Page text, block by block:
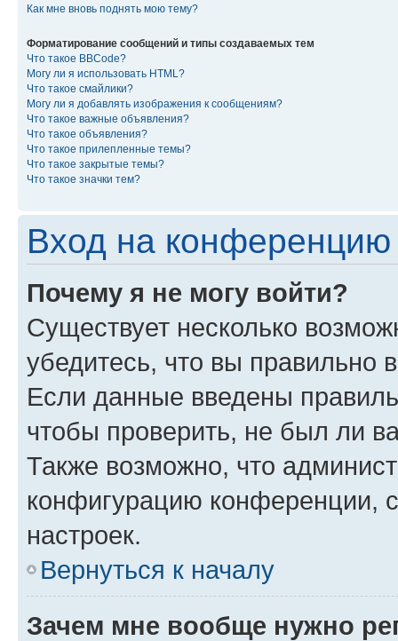
Как мне вновь поднять мою тему?
Форматирование сообщений и типы создаваемых тем
Что такое BBCode?
Могу ли я использовать HTML?
Что такое смайлики?
Могу ли я добавлять изображения к сообщениям?
Что такое важные объявления?
Что такое объявления?
Что такое прилепленные темы?
Что такое закрытые темы?
Что такое значки тем?
Вход на конференцию
Почему я не могу войти?
Существует несколько
убедитесь, что вы правильно
Если данные введены
чтобы проверить, не был ли
Также возможно, что
конфигурацию конференции,
настроек.
Вернуться к началу
Зачем мне вообще нужно